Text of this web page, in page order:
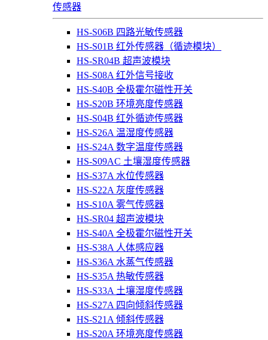
传感器
HS-S06B 四路光敏传感器
HS-S01B 红外传感器（循迹模块）
HS-SR04B 超声波模块
HS-S08A 红外信号接收
HS-S40B 全极霍尔磁性开关
HS-S20B 环境亮度传感器
HS-S04B 红外循迹传感器
HS-S26A 温湿度传感器
HS-S24A 数字温度传感器
HS-S09AC 土壤湿度传感器
HS-S37A 水位传感器
HS-S22A 灰度传感器
HS-S10A 雾气传感器
HS-SR04 超声波模块
HS-S40A 全极霍尔磁性开关
HS-S38A 人体感应器
HS-S36A 水蒸气传感器
HS-S35A 热敏传感器
HS-S33A 土壤湿度传感器
HS-S27A 四向倾斜传感器
HS-S21A 倾斜传感器
HS-S20A 环境亮度传感器